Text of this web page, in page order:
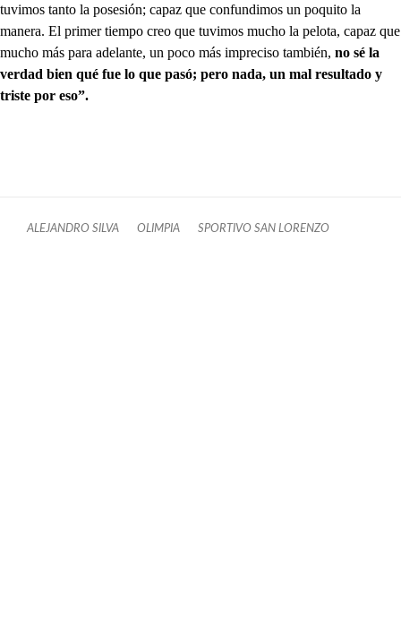
tuvimos tanto la posesión; capaz que confundimos un poquito la
manera. El primer tiempo creo que tuvimos mucho la pelota, capaz que
mucho más para adelante, un poco más impreciso también, no sé la
verdad bien qué fue lo que pasó; pero nada, un mal resultado y
triste por eso”.
ALEJANDRO SILVA OLIMPIA SPORTIVO SAN LORENZO